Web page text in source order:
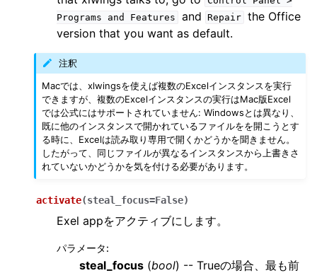
Programs
and Features and Repair the Office
version that you want as default.
注釈
Macでは、xlwingsを使えば複数のExcelインスタンスを実行
できますが、複数のExcelインスタンスの実行はMac版Excel
では公式にはサポートされていません: Windowsとは異なり、
既に他のインスタンスで開かれているファイルをを開こうとす
る時に、Excelは読み取り専用で開くかどうかを聞きません。
したがって、同じファイルが異なるインスタンスから上書きさ
れていないかどうかを気を付ける必要があります。
activate(steal_focus=False)
Exel appをアクティブにします。
パラメータ:
steal_focus (bool) -- Trueの場合、最も前